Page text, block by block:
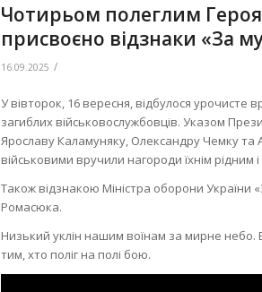
Чотирьом полеглим
присвоєно відзнаки «За
16.09.2025 /
У вівторок, 16 вересня, відбулося урочисте
загиблих військовослужбовців. Указом
Ярославу Каламуняку, Олександру Чемку та
військовими вручили нагороди їхнім рідним
Також відзнакою Міністра оборони України
Ромасюка.
Низький уклін нашим воїнам за мирне небо.
тим, хто поліг на полі бою.